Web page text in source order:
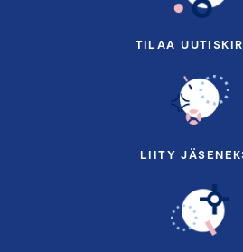
TILAA
LIITY